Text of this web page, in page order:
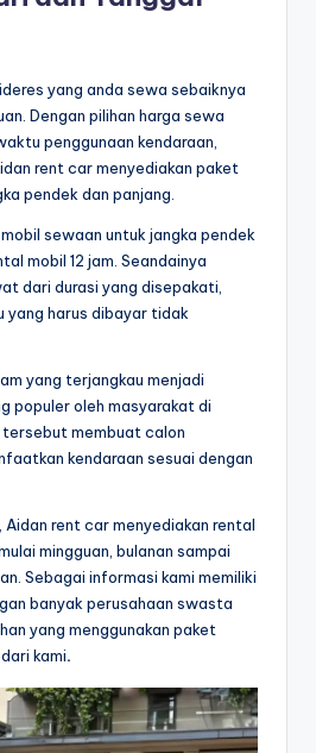
yang anda sewa sebaiknya
Dengan pilihan harga sewa
penggunaan kendaraan,
rent car menyediakan paket
pendek dan panjang.
sewaan untuk jangka pendek
mobil 12 jam. Seandainya
dari durasi yang disepakati,
yang harus dibayar tidak
yang terjangkau menjadi
populer oleh masyarakat di
tersebut membuat calon
kendaraan sesuai dengan
Aidan rent car menyediakan rental
mingguan, bulanan sampai
Sebagai informasi kami memiliki
banyak perusahaan swasta
yang menggunakan paket
kami.